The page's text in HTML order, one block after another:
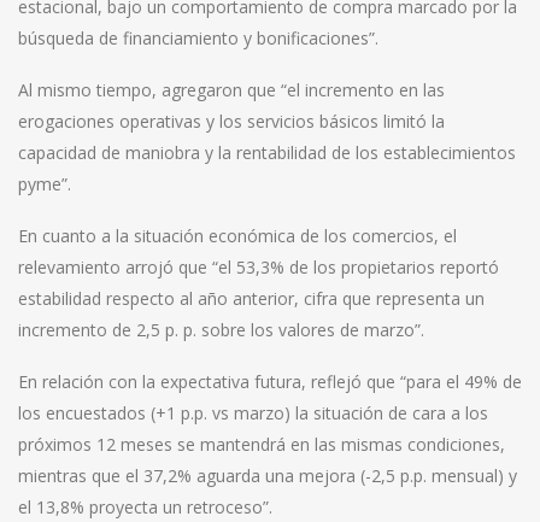
estacional, bajo un comportamiento de compra marcado por la
búsqueda de financiamiento y bonificaciones”.
Al mismo tiempo, agregaron que “el incremento en las
erogaciones operativas y los servicios básicos limitó la
capacidad de maniobra y la rentabilidad de los establecimientos
pyme”.
En cuanto a la situación económica de los comercios, el
relevamiento arrojó que “el 53,3% de los propietarios reportó
estabilidad respecto al año anterior, cifra que representa un
incremento de 2,5 p. p. sobre los valores de marzo”.
En relación con la expectativa futura, reflejó que “para el 49% de
los encuestados (+1 p.p. vs marzo) la situación de cara a los
próximos 12 meses se mantendrá en las mismas condiciones,
mientras que el 37,2% aguarda una mejora (-2,5 p.p. mensual) y
el 13,8% proyecta un retroceso”.